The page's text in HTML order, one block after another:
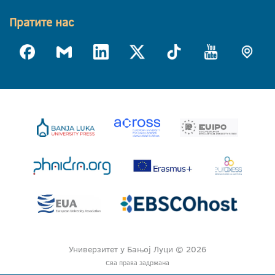
Пратите нас
Универзитет у Бањој Луци © 2026
Сва права задржана